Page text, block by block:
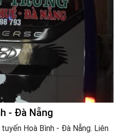
- Đà Nẵng
Hoà Bình - Đà Nẵng. Liên